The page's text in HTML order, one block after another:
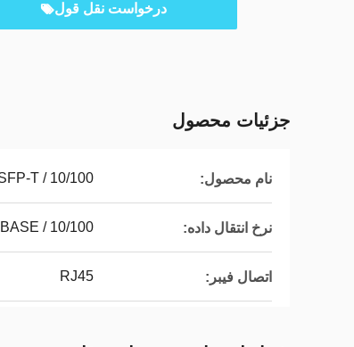
درخواست نقل قول
جزئیات محصول
نام محصول: 10/100 / 1000BASE SFP-T
نرخ انتقال داده: 10/100 / 1000BASE
اتصال فیبر: RJ45